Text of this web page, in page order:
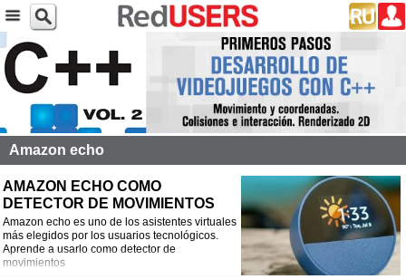
Amazon echo
AMAZON ECHO COMO
DETECTOR DE MOVIMIENTOS
Amazon echo es uno de los asistentes virtuales
más elegidos por los usuarios tecnológicos.
Aprende a usarlo como detector de
movimientos